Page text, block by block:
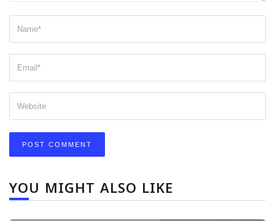
YOU MIGHT ALSO LIKE